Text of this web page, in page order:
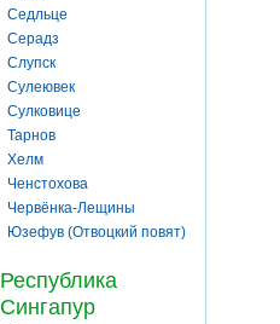
Седльце
Серадз
Слупск
Сулеювек
Сулковице
Тарнов
Хелм
Ченстохова
Червёнка-Лещины
Юзефув (Отвоцкий повят)
Республика
Сингапур